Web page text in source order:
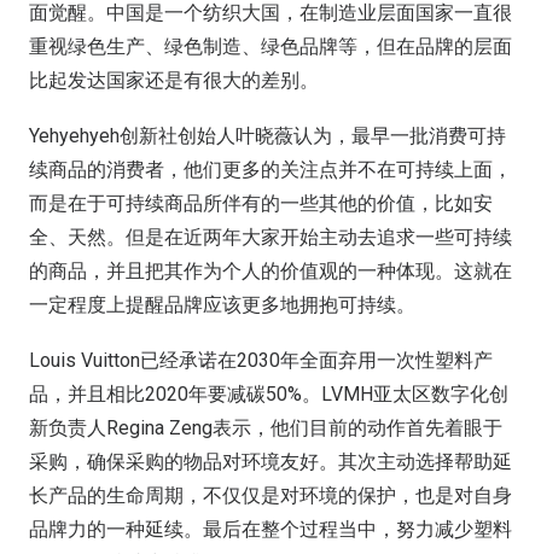
面觉醒。中国是一个纺织大国，在制造业层面国家一直很
重视绿色生产、绿色制造、绿色品牌等，但在品牌的层面
比起发达国家还是有很大的差别。
Yehyehyeh创新社创始人叶晓薇认为，最早一批消费可持
续商品的消费者，他们更多的关注点并不在可持续上面，
而是在于可持续商品所伴有的一些其他的价值，比如安
全、天然。但是在近两年大家开始主动去追求一些可持续
的商品，并且把其作为个人的价值观的一种体现。这就在
一定程度上提醒品牌应该更多地拥抱可持续。
Louis Vuitton已经承诺在2030年全面弃用一次性塑料产
品，并且相比2020年要减碳50%。LVMH亚太区数字化创
新负责人Regina Zeng表示，他们目前的动作首先着眼于
采购，确保采购的物品对环境友好。其次主动选择帮助延
长产品的生命周期，不仅仅是对环境的保护，也是对自身
品牌力的一种延续。最后在整个过程当中，努力减少塑料